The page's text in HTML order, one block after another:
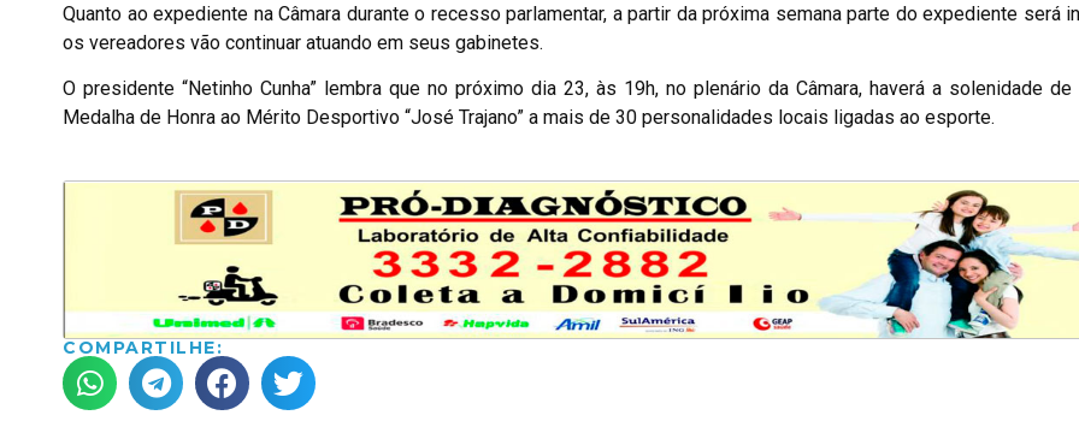
Quanto ao expediente na Câmara durante o recesso parlamentar, a partir da próxima semana parte do expediente será
os vereadores vão continuar atuando em seus gabinetes.
O presidente “Netinho Cunha” lembra que no próximo dia 23, às 19h, no plenário da Câmara, haverá a solenidade de
Medalha de Honra ao Mérito Desportivo “José Trajano” a mais de 30 personalidades locais ligadas ao esporte.
COMPARTILHE: